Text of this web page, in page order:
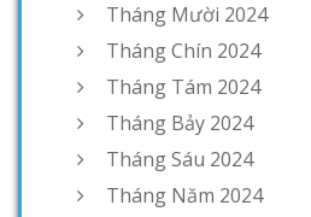
Tháng Mười 2024
Tháng Chín 2024
Tháng Tám 2024
Tháng Bảy 2024
Tháng Sáu 2024
Tháng Năm 2024